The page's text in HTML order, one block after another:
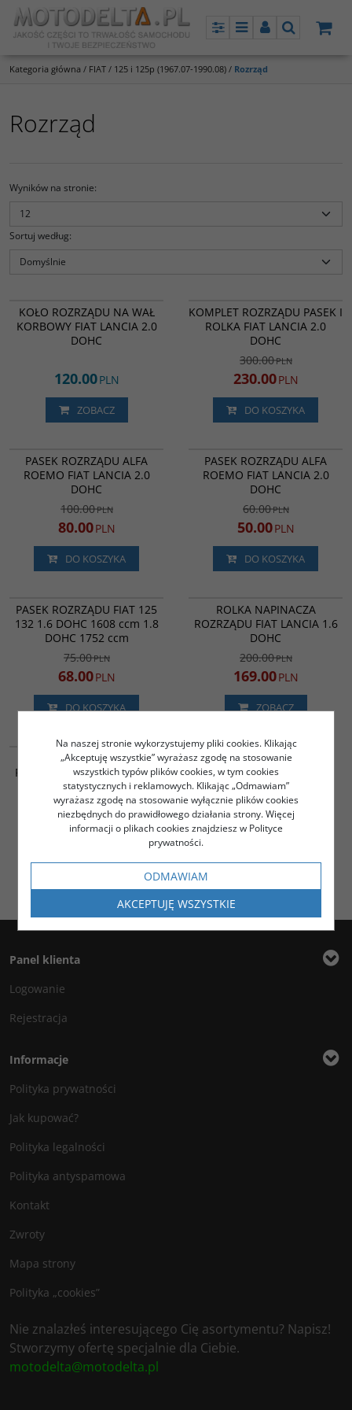
PanelMenuPanelSzukaj
Kategoria główna / FIAT / 125 i 125p (1967.07-1990.08) / Rozrząd
Rozrząd
Wyników na stronie:
Sortuj według:
KOŁO ROZRZĄDU NA WAŁ
KORBOWY FIAT LANCIA 2.0
DOHC
120.00PLN
ZOBACZ
PROMOCJA
KOMPLET ROZRZĄDU PASEK I
ROLKA FIAT LANCIA 2.0
DOHC
300.00PLN
230.00PLN
DO KOSZYKA
PROMOCJA
PASEK ROZRZĄDU ALFA
ROEMO FIAT LANCIA 2.0
DOHC
100.00PLN
80.00PLN
DO KOSZYKA
PROMOCJA
PASEK ROZRZĄDU ALFA
ROEMO FIAT LANCIA 2.0
DOHC
60.00PLN
50.00PLN
DO KOSZYKA
PROMOCJA
PASEK ROZRZĄDU FIAT 125
132 1.6 DOHC 1608 ccm 1.8
DOHC 1752 ccm
75.00PLN
68.00PLN
DO KOSZYKA
PROMOCJA
ROLKA NAPINACZA
ROZRZĄDU FIAT LANCIA 1.6
DOHC
200.00PLN
169.00PLN
ZOBACZ
PROMOCJA
ROLKA NAPINACZA
ROZRZĄDU FIAT LANCIA 1.8
2.0 DOHC
200.00 PLN
180.00PLN
Panel klienta
Logowanie
Rejestracja
Informacje
Polityka prywatności
Jak kupować?
Polityka legalności
Polityka antyspamowa
Kontakt
Zwroty
Mapa strony
Polityka „cookies”
Nie znalazłeś interesującego Cię asortymentu? Napisz!
Stworzymy ofertę specjalnie dla Ciebie.
motodelta@motodelta.pl
Na naszej stronie wykorzystujemy pliki cookies. Klikając
„Akceptuję wszystkie” wyrażasz zgodę na stosowanie
wszystkich typów plików cookies, w tym cookies
statystycznych i reklamowych. Klikając „Odmawiam”
wyrażasz zgodę na stosowanie wyłącznie plików cookies
niezbędnych do prawidłowego działania strony. Więcej
informacji o plikach cookies znajdziesz w Polityce
prywatności.
ODMAWIAM
AKCEPTUJĘ WSZYSTKIE